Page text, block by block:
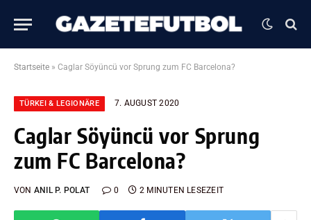
Startseite » Caglar Söyüncü vor Sprung zum FC Barcelona?
TÜRKEI & LEGIONÄRE 7. AUGUST 2020
Caglar Söyüncü vor Sprung
zum FC Barcelona?
VON ANIL P. POLAT 0 2 MINUTEN LESEZEIT